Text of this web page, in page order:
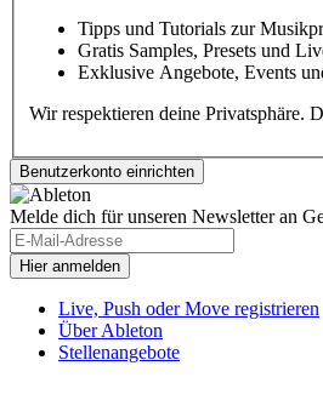
Tipps und Tutorials zur
Gratis Samples, Presets und
Exklusive Angebote, Events
Wir respektieren deine Privatsphäre.
Melde dich für unseren Newsletter an
Live, Push oder Move registrieren
Über Ableton
Stellenangebote